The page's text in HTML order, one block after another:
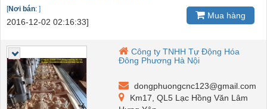
[Nơi bán: ]
2016-12-02 02:16:33]
Mua hàng
Công ty TNHH Tự Động Hóa
Đông Phương Hà Nội
dongphuongcnc123@gmail.com
Km17, QL5 Lạc Hồng Văn Lâm